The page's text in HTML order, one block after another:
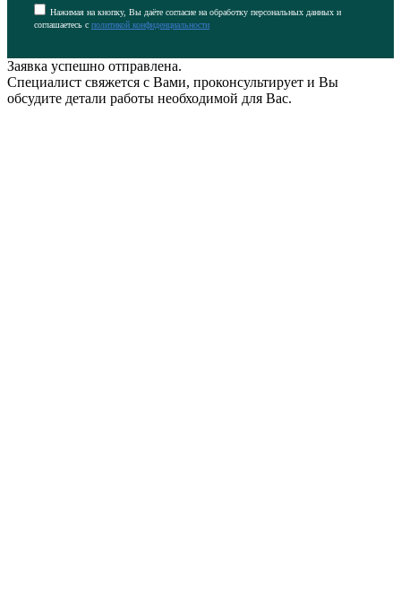
Нажимая на кнопку, Вы даёте согласие на обработку персональных данных и
соглашаетесь с политикой конфиденциальности
Заявка успешно отправлена.
Специалист свяжется с Вами, проконсультирует и Вы
обсудите детали работы необходимой для Вас.